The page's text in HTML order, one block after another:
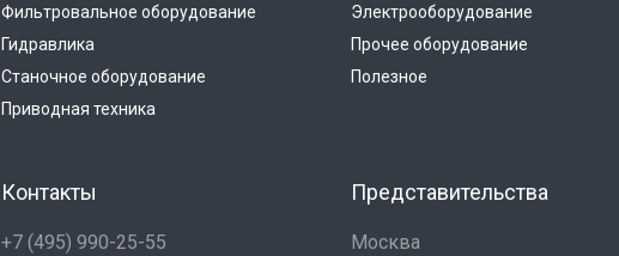
Фильтровальное оборудование
Гидравлика
Станочное оборудование
Приводная техника
Электрооборудование
Прочее оборудование
Полезное
Контакты
+7 (495) 990-25-55
Представительства
Москва